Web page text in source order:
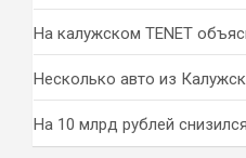
На калужском TENET
Несколько авто из
На 10 млрд рублей